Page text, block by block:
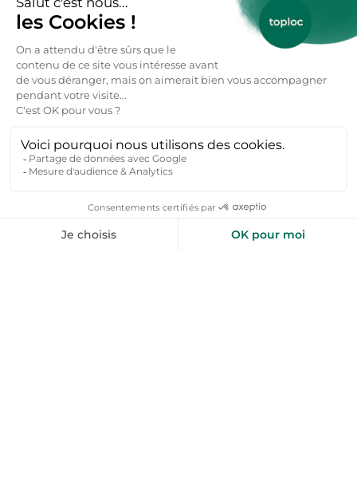
culture et gastronomie alsacienne.
Maisons de vacances Bas-Rhin pas cher :
au coeur des vignobles
Dans le Bas-Rhin, les maisons vacances Bas-Rhin
maisons à colombages, ferme en pierre, cottages
au cœur des vignes ou chalets en lisière de forêt.
Sur la Route des Vins d’Alsace, de charmantes
maisons traditionnelles vous accueillent dans des
Mittelbergheim. En montagne, dans les Vosges